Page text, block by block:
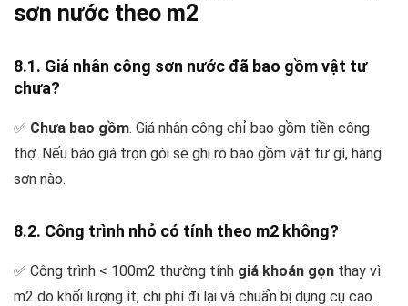
sơn nước theo m2
8.1. Giá nhân công sơn nước đã bao gồm vật tư
chưa?
✅ Chưa bao gồm. Giá nhân công chỉ bao gồm tiền công
thợ. Nếu báo giá trọn gói sẽ ghi rõ bao gồm vật tư gì, hãng
sơn nào.
8.2. Công trình nhỏ có tính theo m2 không?
✅ Công trình < 100m2 thường tính giá khoán gọn thay vì
m2 do khối lượng ít, chi phí đi lại và chuẩn bị dụng cụ cao.